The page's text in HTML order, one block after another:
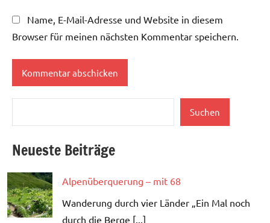
Name, E-Mail-Adresse und Website in diesem
Browser für meinen nächsten Kommentar speichern.
Suchen
Neueste Beiträge
Alpenüberquerung – mit 68
Wanderung durch vier Länder „Ein Mal noch
durch die Berge [...]